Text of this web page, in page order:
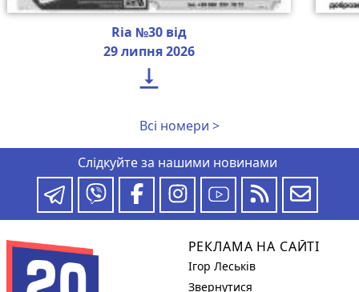
Ria №30 від
29 липня 2026

Всі номери >
Слідкуйте за нашими новинами
РЕКЛАМА НА САЙТІ
Ігор Леськів
Звернутися